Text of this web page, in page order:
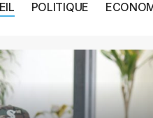
POLITIQUE